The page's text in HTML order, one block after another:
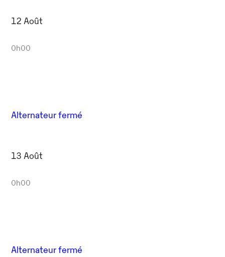
12 Août
0h00
Alternateur fermé
13 Août
0h00
Alternateur fermé